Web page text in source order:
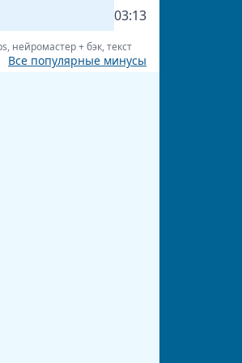
03:13
нейромастер + бэк, текст
Все популярные минусы